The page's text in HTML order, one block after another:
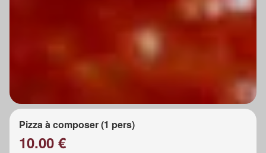
Pizza à composer (1 pers)
10.00 €